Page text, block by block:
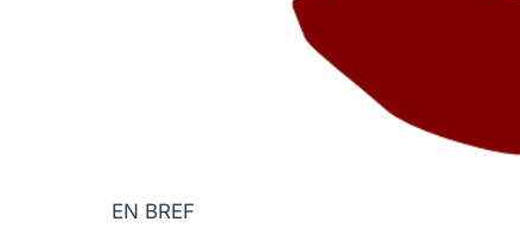
EN BREF